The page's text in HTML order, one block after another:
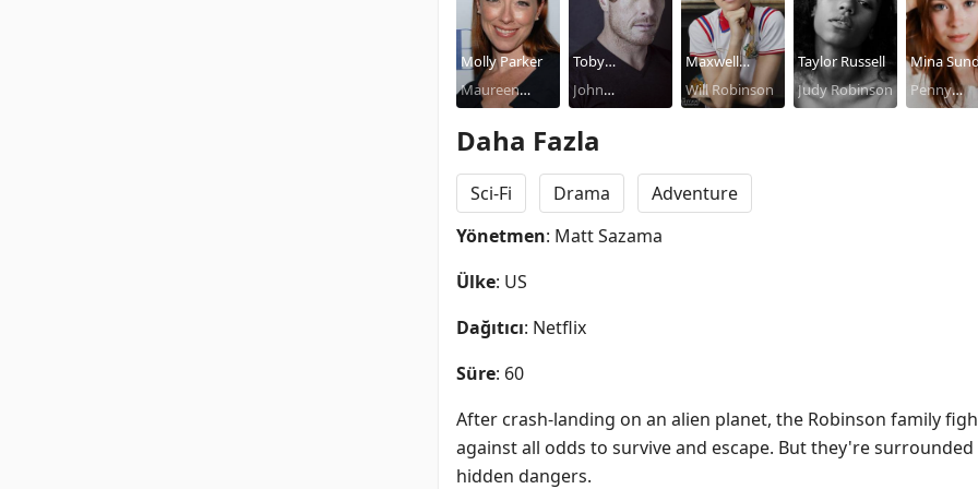
Molly Parker
Maureen
Toby
Stephens
John
Maxwell
Jenkins
Will Robinson
Taylor Russell
Judy Robinson
Mina
Penny
Daha Fazla
Sci-Fi Drama
Adventure
Yönetmen: Matt Sazama
Ülke: US
Dağıtıcı: Netflix
Süre: 60
After crash-landing on an alien planet, the Robinson family
against all odds to survive and escape. But they're surrounded
hidden dangers.